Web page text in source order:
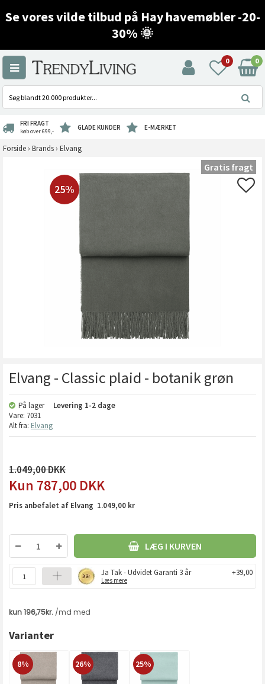
Se vores vilde tilbud på Hay havemøbler -20-
30% 🌞
0 0
FRI FRAGT
køb over 699,- GLADE KUNDER E-MÆRKET
Forside › Brands › Elvang
25%
Gratis fragt
Elvang - Classic plaid - botanik grøn
På lager Levering 1-2 dage
Vare: 7031
Alt fra: Elvang
1.049,00
787,00 DKK
Pris anbefalet af Elvang 1.049,00 kr
LÆG I KURVEN
Ja Tak - Udvidet Garanti 3 år
Læs mere
+39,00
Varianter
8% 26% 25%